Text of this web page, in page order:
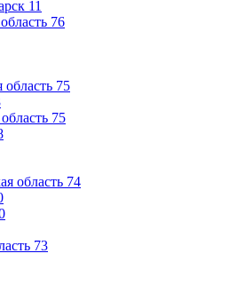
11
76
область 75
75
область 74
73